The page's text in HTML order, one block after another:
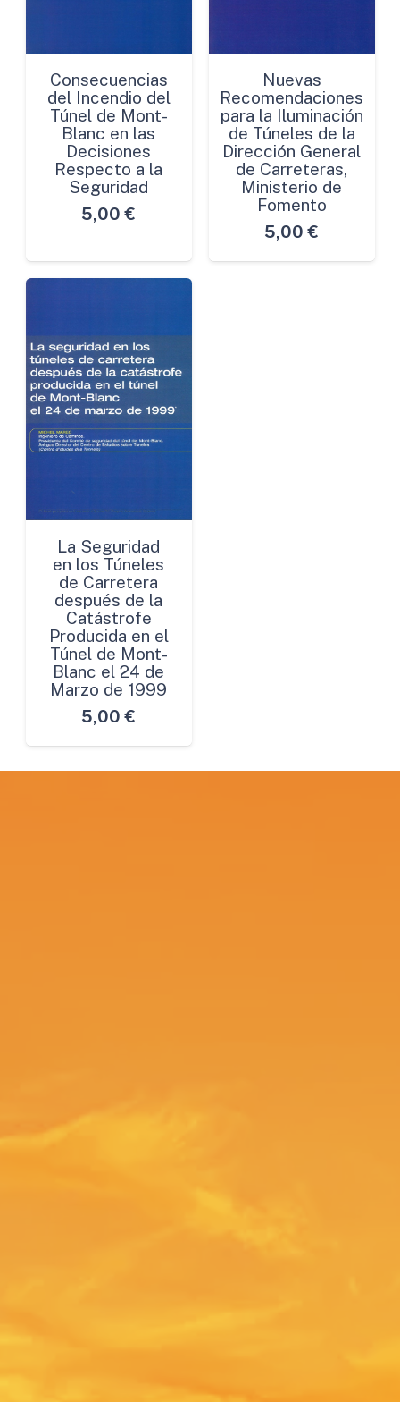
Consecuencias
del Incendio del
Túnel de Mont-
Blanc en las
Decisiones
Respecto a la
Seguridad
5,00 €
Nuevas
Recomendaciones
para la Iluminación
de Túneles de la
Dirección General
de Carreteras,
Ministerio de
Fomento
5,00 €
La Seguridad
en los Túneles
de Carretera
después de la
Catástrofe
Producida en el
Túnel de Mont-
Blanc el 24 de
Marzo de 1999
5,00 €